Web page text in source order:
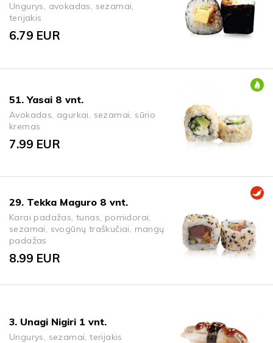
Ungurys, avokadas, sezamai,
terijakis
6.79 EUR
51. Yasai 8 vnt.
Avokadas, agurkai, sezamai, sūrio
kremas
7.99 EUR
29. Tekka Maguro 8 vnt.
Karai padažas, tunas, pomidorai,
sezamai, svogūnų traškučiai, mangų
padažas
8.99 EUR
3. Unagi Nigiri 1 vnt.
Ungurys, sezamai, terijakis